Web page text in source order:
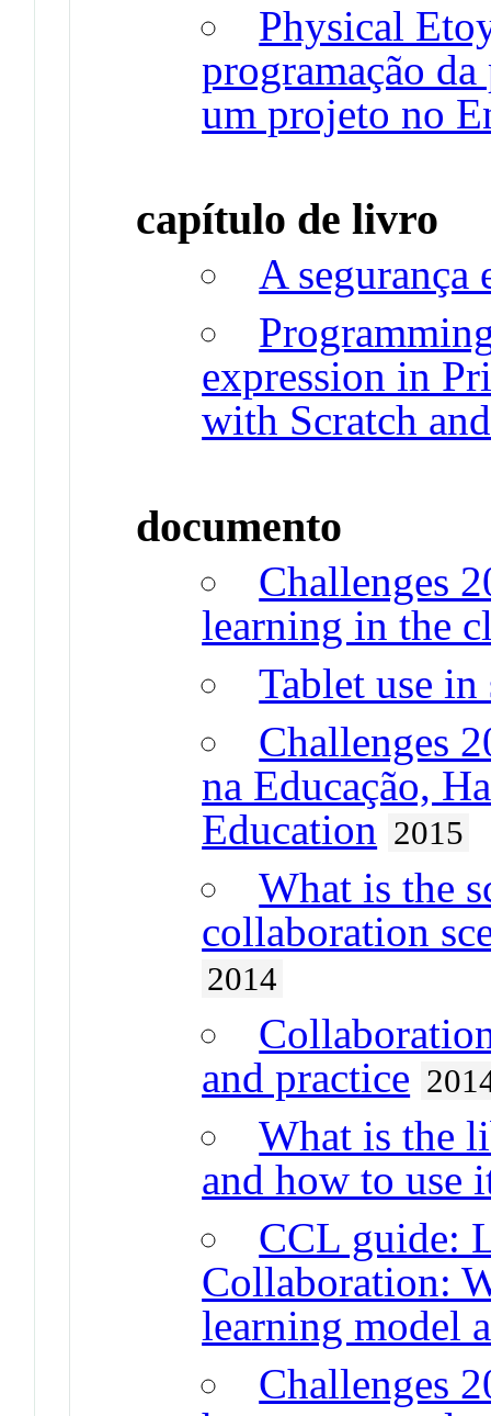
Physical
programação
um projeto no
capítulo de livro
A segurança
expression in
with Scratch
documento
Challenges
learning in the
Tablet use in
Challenges
na Educação,
Education 2015
What is the
collaboration
2014
and practice
What is the
and how to use
CCL guide:
Collaboration:
learning model
Challenges